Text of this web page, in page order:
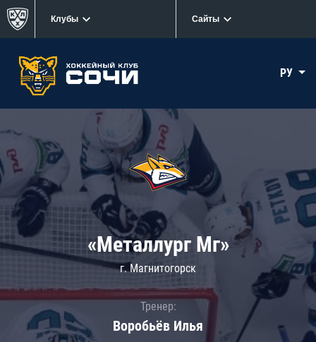
Клубы Сайты
РУ
«Металлург Мг»
г. Магнитогорск
Тренер:
Воробьёв Илья